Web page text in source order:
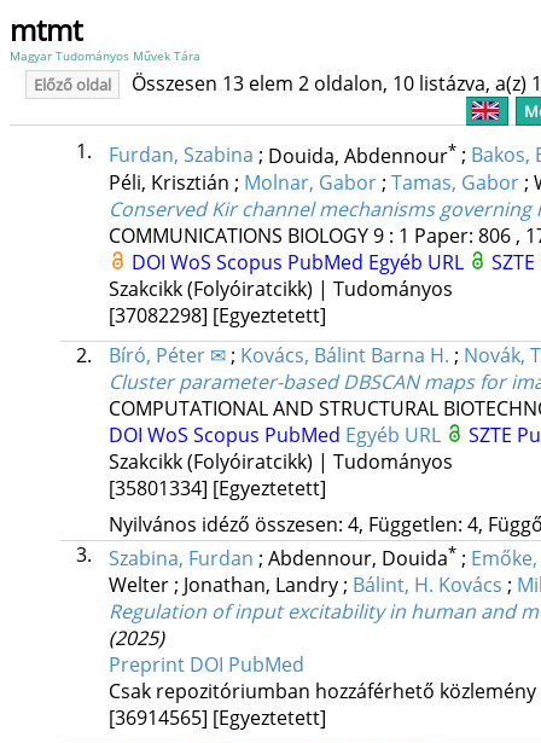
mtmt
Magyar Tudományos Művek Tára
Előző oldal Összesen 13 elem 2 oldalon, 10 listázva, a(z)
1. Furdan, Szabina ; Douida, Abdennour* ; Bakos,
Péli, Krisztián ; Molnar, Gabor ; Tamas, Gabor ;
Conserved Kir channel mechanisms
COMMUNICATIONS BIOLOGY9: 1 Paper: 806 ,
DOI WoS Scopus PubMed Egyéb URL
Szakcikk (Folyóiratcikk) | Tudományos
[37082298] [Egyeztetett]
2.
Bíró, Péter ✉ ; Kovács, Bálint Barna H. ; Novák,
Cluster parameter-based DBSCAN maps for
COMPUTATIONAL AND STRUCTURAL
DOI WoS Scopus PubMed Egyéb URL
SZTE
Szakcikk (Folyóiratcikk) | Tudományos
[35801334] [Egyeztetett]
Nyilvános idéző összesen: 4, Független: 4,
3.
Szabina, Furdan ; Abdennour, Douida* ;
Welter ; Jonathan, Landry ; Bálint, H. Kovács ;
Regulation of input excitability in human and
(2025)
Preprint DOI PubMed
Csak repozitóriumban hozzáférhető
[36914565] [Egyeztetett]